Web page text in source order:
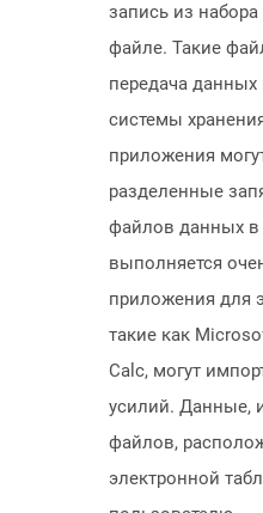
запись из
файле. Такие
передача данных
системы
приложения
разделенные
файлов данных в
выполняется
приложения для
такие как
Calc, могут
усилий. Данные,
файлов,
электронной